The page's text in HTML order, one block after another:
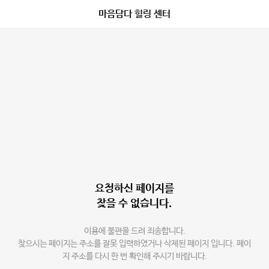
마음담다 힐링 센터
요청하신 페이지를
찾을 수 없습니다.
이용에 불편을 드려 죄송합니다.
찾으시는 페이지는 주소를 잘못 입력하였거나 삭제된 페이지 입니다. 페이
지 주소를 다시 한 번 확인해 주시기 바랍니다.